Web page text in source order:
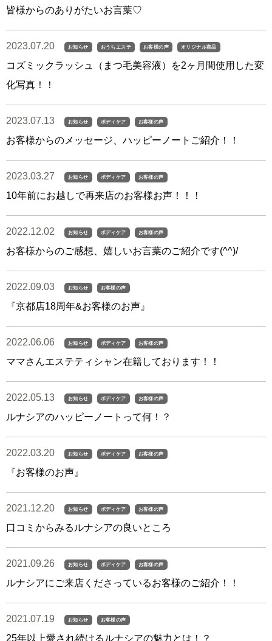
皆様からのありがたいお言葉♡
2023.07.20 お知らせ おうちエステ お客様の声 オリジナル商品
コズミックラッシュ（まつ毛美容液）を2ヶ月間使用した変
化写真！！
2023.07.13 お知らせ ボディケア お客様の声
お客様からのメッセージ、ハッピーノートご紹介！！
2023.03.27 お知らせ ボディケア お客様の声
10年前にお越しで再来店のお客様お声！！！
2022.12.02 お知らせ ボディケア お客様の声
お客様からのご感想、嬉しいお言葉のご紹介です(^^)/
2022.09.03 お知らせ お客様の声
『京都店18周年&お客様のお声』
2022.06.06 お知らせ ボディケア お客様の声
ママさんエステティシャン在籍しております！！
2022.05.13 お知らせ ボディケア お客様の声
ルナシアのハッピーノートって何！？
2022.03.20 お知らせ ボディケア お客様の声
『お客様のお声』
2021.12.20 お知らせ ボディケア お客様の声
口コミからみるルナシアの良いところ
2021.09.26 お知らせ ボディケア お客様の声
ルナシアにご来店くださっているお客様のご紹介！！
2021.07.19 お知らせ お客様の声
25年以上愛され続けるルナシアの魅力とは！？